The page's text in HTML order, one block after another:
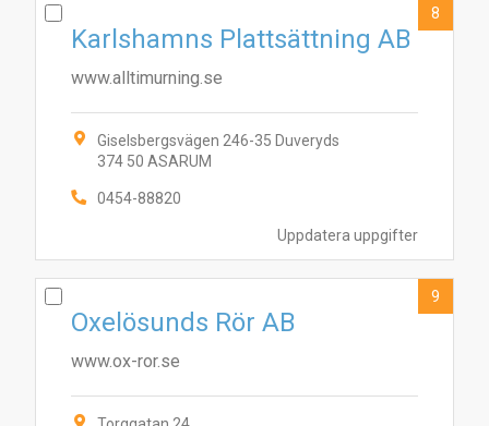
Uppdatera uppgifter
Karlshamns Plattsättning AB
www.alltimurning.se
Giselsbergsvägen 246-35 Duveryds
374 50 ASARUM
0454-88820
8
Oxelösunds Rör AB
www.ox-ror.se
9